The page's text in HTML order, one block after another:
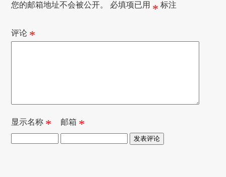
您的邮箱地址不会被公开。 必填项已用 * 标注
评论 *
显示名称 * 邮箱 *